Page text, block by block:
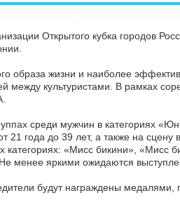
Открытого кубка городов
образа жизни и наиболее
между культуристами. В рамках
среди мужчин в категориях
21 года до 39 лет, а также на
«Мисс бикини», «Мисс
менее яркими ожидаются
будут награждены